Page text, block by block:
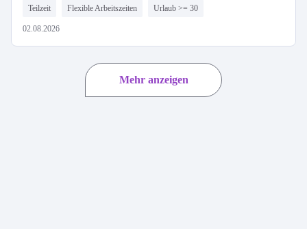
Teilzeit Flexible Arbeitszeiten Urlaub >= 30
02.08.2026
Mehr anzeigen